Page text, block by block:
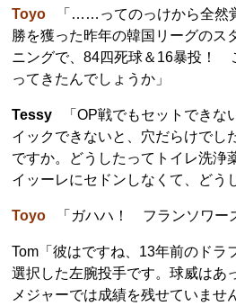
Toyo 「……ってのっけから全然
勝を獲った昨年の韓国リーグのス
ニングで、84四死球＆16暴投！
ってきたんでしょうか」
Tessy 「OP戦でもセットできな
イックできないと、穴だらけでし
ですか。どうしたってトイレ洗浄
イッーレにセドンしなくて、どう
Toyo 「ガハハ！ フランソワー
Tom「彼はですね、13年前のドラ
選択した左腕投手です。球威はあ
メジャーでは成績を残せていませ